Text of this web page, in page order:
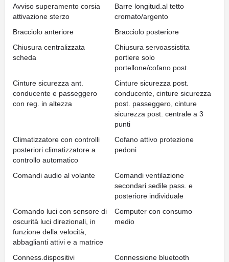
Avviso superamento corsia
attivazione sterzo
Barre longitud.al tetto
cromato/argento
Bracciolo anteriore
Bracciolo posteriore
Chiusura centralizzata
scheda
Chiusura servoassistita
portiere solo
portellone/cofano post.
Cinture sicurezza ant.
conducente e passeggero
con reg. in altezza
Cinture sicurezza post.
conducente, cinture sicurezza
post. passeggero, cinture
sicurezza post. centrale a 3
punti
Climatizzatore con controlli
posteriori climatizzatore a
controllo automatico
Cofano attivo protezione
pedoni
Comandi audio al volante
Comandi ventilazione
secondari sedile pass. e
posteriore individuale
Comando luci con sensore di
oscurità luci direzionali, in
funzione della velocità,
abbaglianti attivi e a matrice
Computer con consumo
medio
Conness.dispositivi
Connessione bluetooth